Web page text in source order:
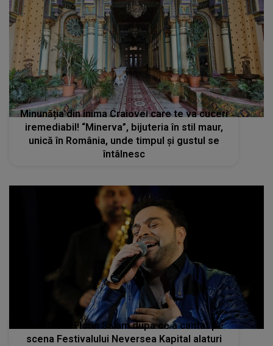
Minunăția din inima Craiovei care te va cuceri
iremediabil! “Minerva”, bijuteria în stil maur,
unică în România, unde timpul și gustul se
întâlnesc
Reactia lui Florin Salam dupa ce a cantat pe
scena Festivalului Neversea Kapital alaturi